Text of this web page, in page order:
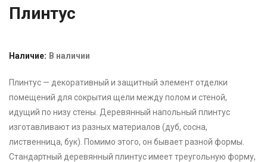
Плинтус
Наличие: В наличии
Плинтус — декоративный и защитный элемент отделки
помещений для сокрытия щели между полом и стеной,
идущий по низу стены. Деревянный напольный плинтус
изготавливают из разных материалов (дуб, сосна,
лиственница, бук). Помимо этого, он бывает разной формы.
Стандартный деревянный плинтус имеет треугольную форму,